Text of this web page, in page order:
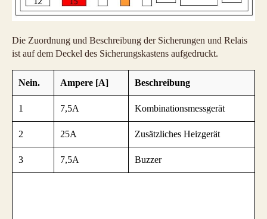
Die Zuordnung und Beschreibung der Sicherungen und Relais
ist auf dem Deckel des Sicherungskastens aufgedruckt.
Nein. Ampere [A] Beschreibung
1 7,5A Kombinationsmessgerät
2 25A Zusätzliches Heizgerät
3 7,5A Buzzer